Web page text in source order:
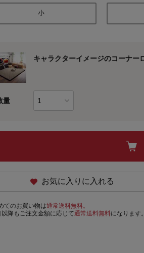
小
キャラクターイメージのコーナー
量
お気に入りに入れる
てのお買い物は通常送料無料。
以降もご注文金額に応じて通常送料無料になります